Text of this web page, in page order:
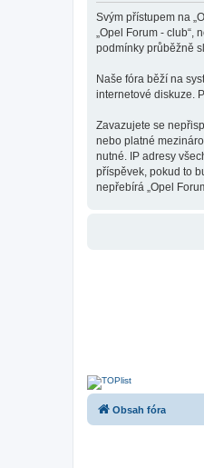
Svým přístupem na
„Opel Forum - club“,
podmínky průběžně
Naše fóra běží na
internetové diskuze.
Zavazujete se
nebo platné
nutné. IP adresy
příspěvek, pokud to
nepřebírá „Opel
Obsah fóra